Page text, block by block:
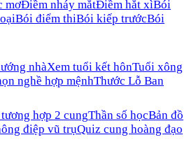
mơĐiềm nháy mắtĐiềm hắt xìBói
Bói điểm thiBói kiếp trướcBói
nhàXem tuổi kết hônTuổi xông
nghề hợp mệnhThước Lỗ Ban
hợp 2 cungThần số họcBản đồ
điệp vũ trụQuiz cung hoàng đạo